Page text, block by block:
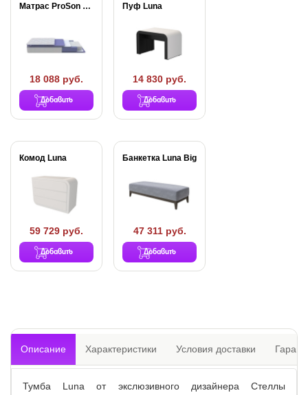
Матрас ProSon Active...
18 088 руб.
Добавить
Пуф Luna
14 830 руб.
Добавить
Комод Luna
59 729 руб.
Добавить
Банкетка Luna Big
47 311 руб.
Добавить
Описание Характеристики Условия доставки
Тумба Luna от экслюзивного дизайнера Стеллы